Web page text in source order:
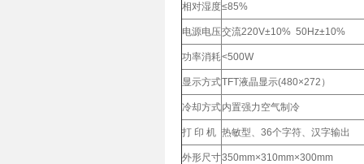
相对湿度≤85%
电源电压交流220V±10% 50Hz±10%
功率消耗<500W
显示方式TFT液晶显示(480×272）
冷却方式内置强力空气制冷
打 印 机 热敏型、36个字符、汉字输出
外形尺寸350mm×310mm×300mm